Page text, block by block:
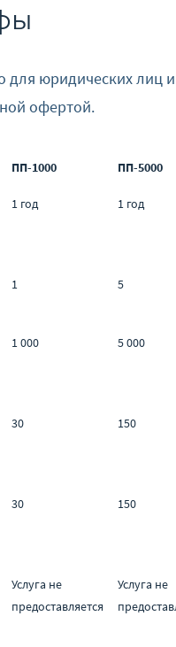
для юридических лиц и
офертой.
ПП-1000 ПП-5000
1 год 1 год
1 5
1 000 5 000
30 150
30 150
Услуга не
предоставляется
Услуга не